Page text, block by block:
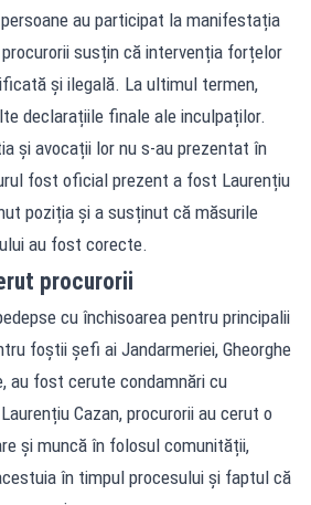
au participat la manifestația
susțin că intervenția forțelor
și ilegală. La ultimul termen,
declarațiile finale ale inculpaților.
și avocații lor nu s-au prezentat în
fost oficial prezent a fost Laurențiu
poziția și a susținut că măsurile
au fost corecte.
procurorii
cu închisoarea pentru principalii
foștii șefi ai Jandarmeriei, Gheorghe
au fost cerute condamnări cu
Cazan, procurorii au cerut o
și muncă în folosul comunității,
în timpul procesului și faptul că